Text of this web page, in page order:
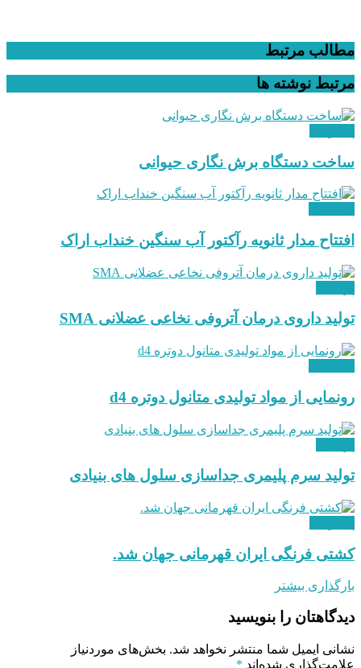
مطالب مرتبط
مرتبط نوشته ها
ساخت دستگاه برش نگاری حیوانی
افتتاح مدار ثانویه رآکتور آب سنگین خنداب اراک
تولید داروی درمان آتروفی نخاعی عضلانی SMA
رونمایی از مواد تولیدی متانول دوتره d4
تولید سرم پلیمری جداسازی سلول های بنیادی
کشتی فرنگی ایران قهرمانی جهان شد.
بارگذاری بیشتر
دیدگاهتان را بنویسید
نشانی ایمیل شما منتشر نخواهد شد. بخش‌های موردنیاز
علامت‌گذاری شده‌اند *